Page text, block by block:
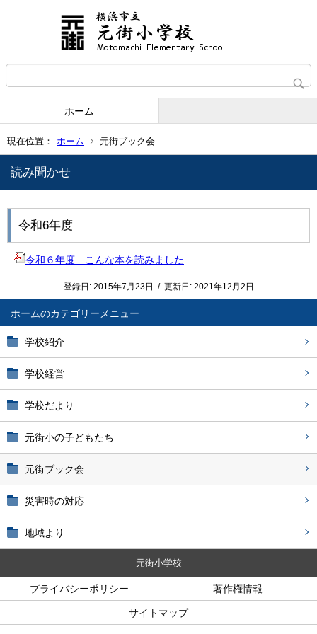
ホーム
現在位置： ホーム 元街ブック会
ホーム
学校紹介
学校経営
学校だより
元街小の子どもたち
元街ブック会
災害時の対応
地域より
読み聞かせ
令和6年度
令和６年度 こんな本を読みました
登録日: 2015年7月23日 / 更新日: 2021年12月2日
元街小学校
プライバシーポリシー 著作権情報
サイトマップ